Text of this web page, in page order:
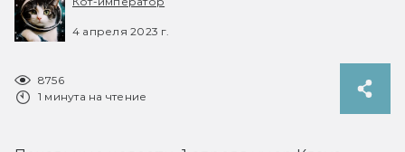
4 апреля 2023 г.
8756
1 минута на чтение